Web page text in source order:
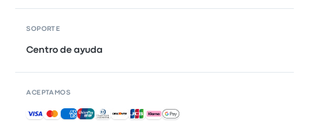
SOPORTE
Centro de ayuda
ACEPTAMOS
Pagos aceptados